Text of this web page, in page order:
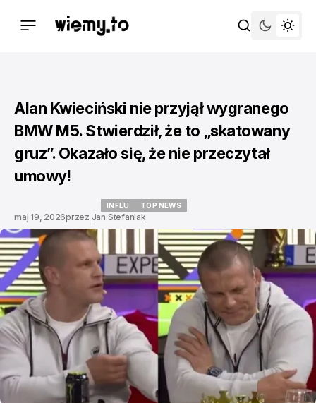
Alan Kwieciński nie przyjął wygranego
BMW M5. Stwierdził, że to „skatowany
gruz”. Okazało się, że nie przeczytał
umowy!
INFLU TOP NEWS
maj 19, 2026przez Jan Stefaniak